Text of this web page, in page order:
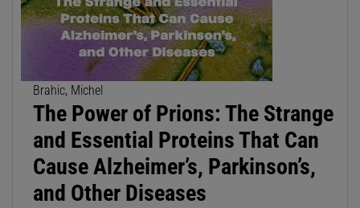
Brahic, Michel
The Power of Prions: The Strange
and Essential Proteins That Can
Cause Alzheimer’s, Parkinson’s,
and Other Diseases